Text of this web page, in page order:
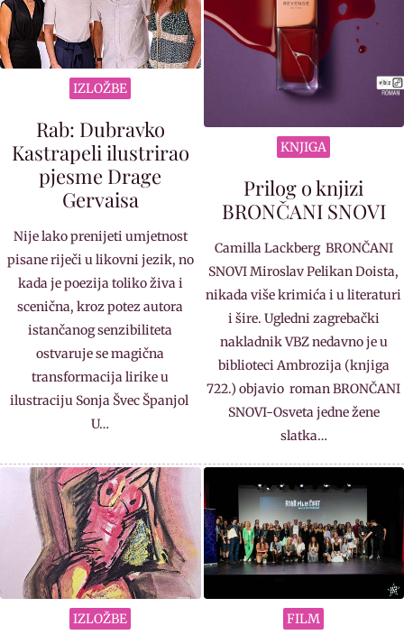
IZLOŽBE
Rab: Dubravko
Kastrapeli ilustrirao
pjesme Drage
Gervaisa
Nije lako prenijeti umjetnost
pisane riječi u likovni jezik, no
kada je poezija toliko živa i
scenična, kroz potez autora
istančanog senzibiliteta
ostvaruje se magična
transformacija lirike u
ilustraciju Sonja Švec Španjol
U…
KNJIGA
Prilog o knjizi
BRONČANI SNOVI
Camilla Lackberg BRONČANI
SNOVI Miroslav Pelikan Doista,
nikada više krimića i u literaturi
i šire. Ugledni zagrebački
nakladnik VBZ nedavno je u
biblioteci Ambrozija (knjiga
722.) objavio roman BRONČANI
SNOVI-Osveta jedne žene
slatka…
IZLOŽBE FILM